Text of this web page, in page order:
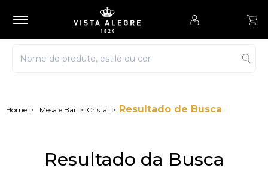
Mesa e Bar Cristal Resultado de Busca
Resultado da Busca